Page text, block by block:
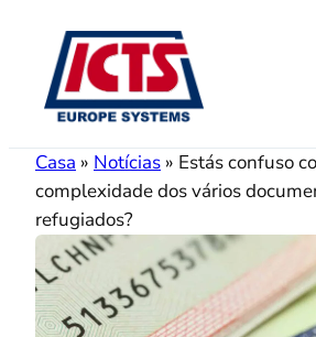
conteúdo
Casa » Notícias » Estás confuso
complexidade dos vários
refugiados?